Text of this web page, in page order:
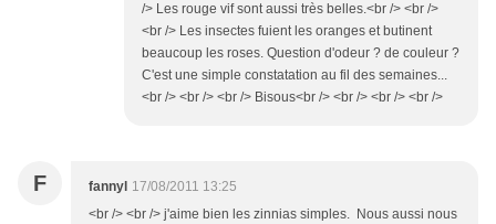
/> Les rouge vif sont aussi très belles.<br /> <br />
<br /> Les insectes fuient les oranges et butinent
beaucoup les roses. Question d'odeur ? de couleur ?
C'est une simple constatation au fil des semaines...
<br /> <br /> <br /> Bisous<br /> <br /> <br /> <br />
F fannyl 17/08/2011 13:25
<br /> <br /> j'aime bien les zinnias simples. Nous aussi nous